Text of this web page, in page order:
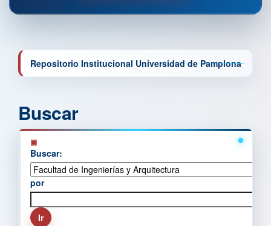
Repositorio Institucional Universidad de Pamplona
Buscar
Buscar:
por